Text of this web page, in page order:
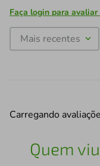
Faça login para
Mais recentes
Carregando
Quem